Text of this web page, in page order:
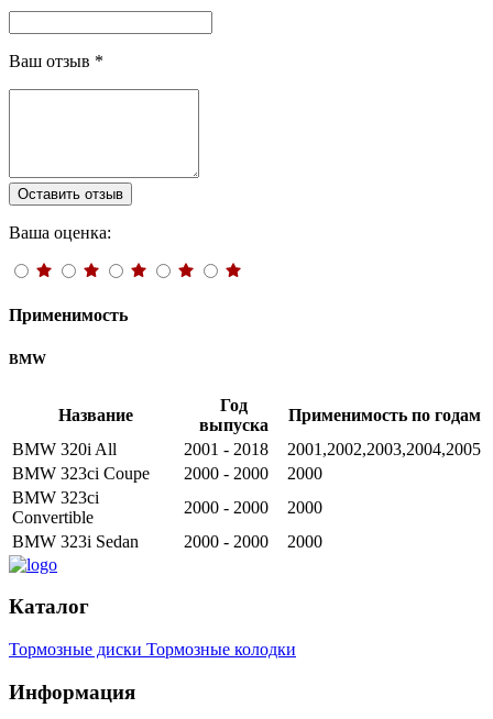
Ваш отзыв *
Оставить отзыв
Ваша оценка:
Применимость
BMW
Название
Год
выпуска
Применимость по годам
BMW 320i All
2001 - 2018
2001,2002,2003,2004,2005
BMW 323ci Coupe
2000 - 2000
2000
BMW 323ci
Convertible
2000 - 2000
2000
BMW 323i Sedan
2000 - 2000 2000
Каталог
Тормозные диски Тормозные колодки
Информация